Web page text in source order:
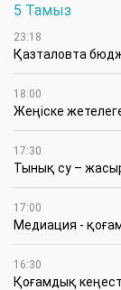
5 Тамыз
23:18
Қазталовта
18:00
Жеңіске
17:30
Тынық су –
17:00
Медиация -
16:30
Қоғамдық